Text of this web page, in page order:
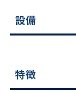
設備
特徴